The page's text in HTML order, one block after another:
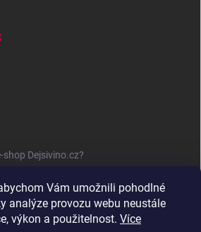
Vám umožnili pohodlné
analýze provozu webu neustále
výkon a použitelnost. Více
Dejsivino.cz?